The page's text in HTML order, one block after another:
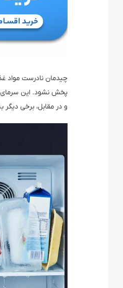
چیدمان نادرست مواد
پخش نشود. این سرمای
و در مقابل، برخی دیگر